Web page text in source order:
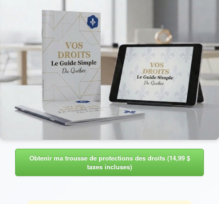
Obtenir ma trousse de protections des droits (14,99 $
taxes incluses)